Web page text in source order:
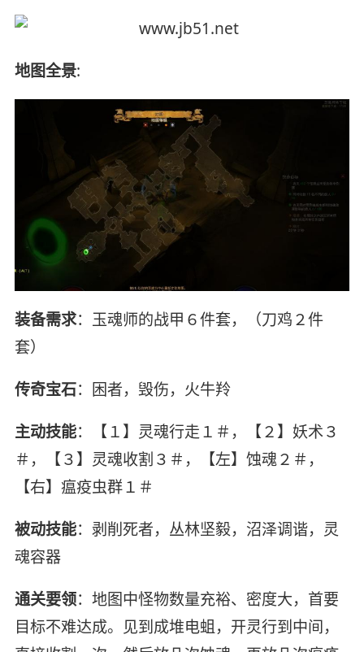
地图全景:
装备需求：玉魂师的战甲６件套，（刀鸡２件
套）
传奇宝石：困者，毁伤，火牛羚
主动技能：【１】灵魂行走１＃，【２】妖术３
＃，【３】灵魂收割３＃，【左】蚀魂２＃，
【右】瘟疫虫群１＃
被动技能：剥削死者，丛林坚毅，沼泽调谐，灵
魂容器
通关要领：地图中怪物数量充裕、密度大，首要
目标不难达成。见到成堆电蛆，开灵行到中间，